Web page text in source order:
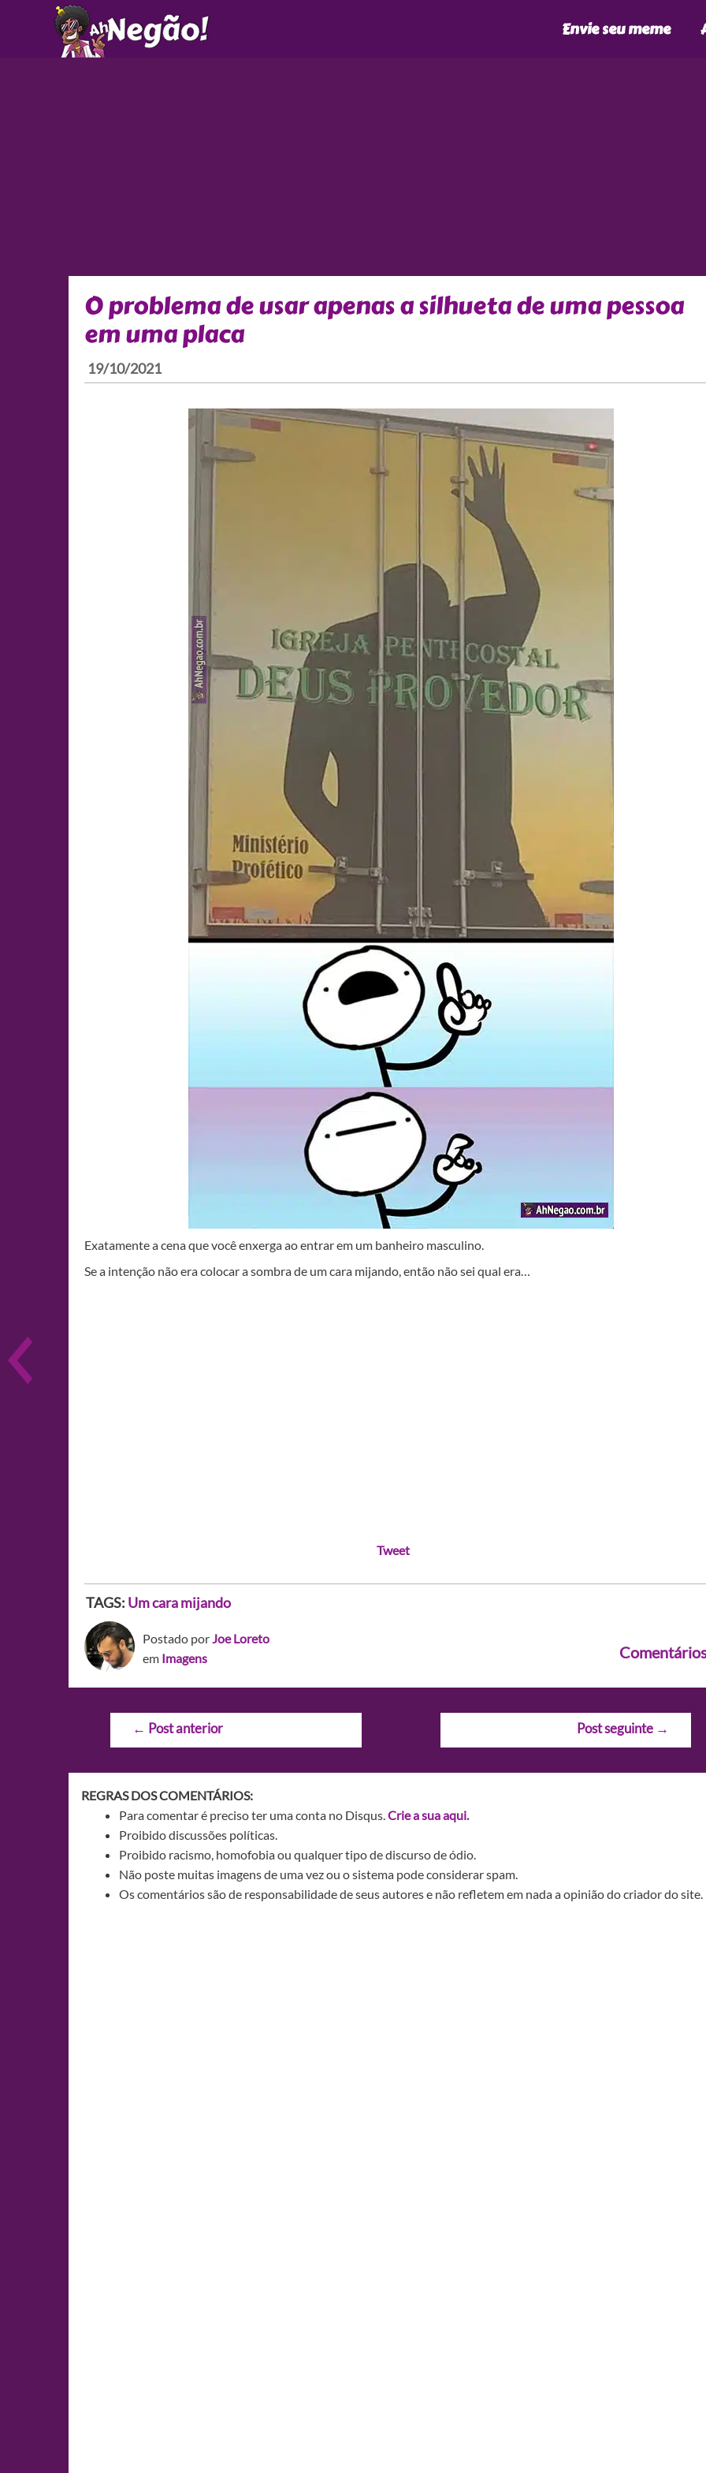
Envie seu meme
O problema de usar apenas a silhueta de uma pessoa
em uma placa
19/10/2021
Exatamente a cena que você enxerga ao entrar em um banheiro masculino.
Se a intenção não era colocar a sombra de um cara mijando, então não sei qual era…
Tweet
TAGS: Um cara mijando
Postado porJoe Loreto
em Imagens
Navegação
← Post anterior Post seguinte →
REGRAS DOS COMENTÁRIOS:
Para comentar é preciso ter uma conta no Disqus.Crie a sua aqui.
Proibido discussões políticas.
Proibido racismo, homofobia ou qualquer tipo de discurso de ódio.
Não poste muitas imagens de uma vez ou o sistema pode considerar spam.
Os comentários são de responsabilidade de seus autores e não refletem em nada a opinião do criador do site.